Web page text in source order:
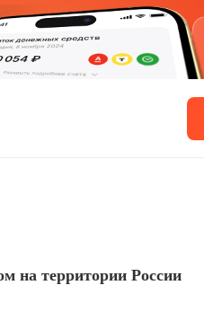
на территории России